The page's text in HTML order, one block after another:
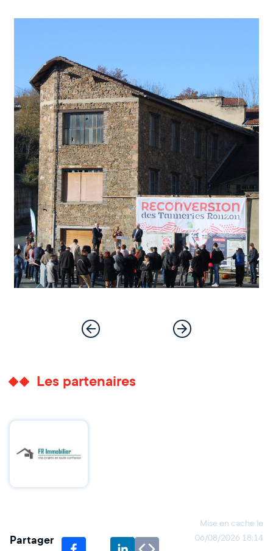
Les partenaires
Partager
Mise en cache le
06/08/2026 18:14